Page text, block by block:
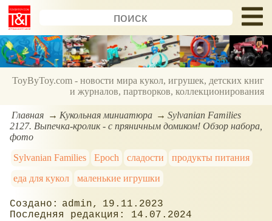
ToyByToy.com - новости мира кукол, игрушек, детских книг
и журналов, партворков, коллекционирования
Главная Кукольная миниатюра
Sylvanian Families
2127. Выпечка-кролик - с пряничным домиком! Обзор набора,
фото
Sylvanian Families
Epoch сладости
продукты питания
еда для кукол
маленькие игрушки
admin
19.11.2023
14.07.2024